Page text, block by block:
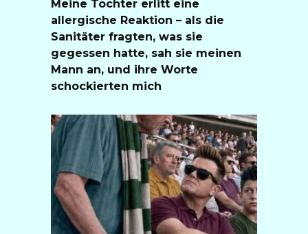
Meine Tochter erlitt eine
allergische Reaktion – als die
Sanitäter fragten, was sie
gegessen hatte, sah sie meinen
Mann an, und ihre Worte
schockierten mich